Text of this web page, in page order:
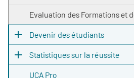
Evaluation des Formations et
Devenir des étudiants
Statistiques sur la réussite
UCA Pro